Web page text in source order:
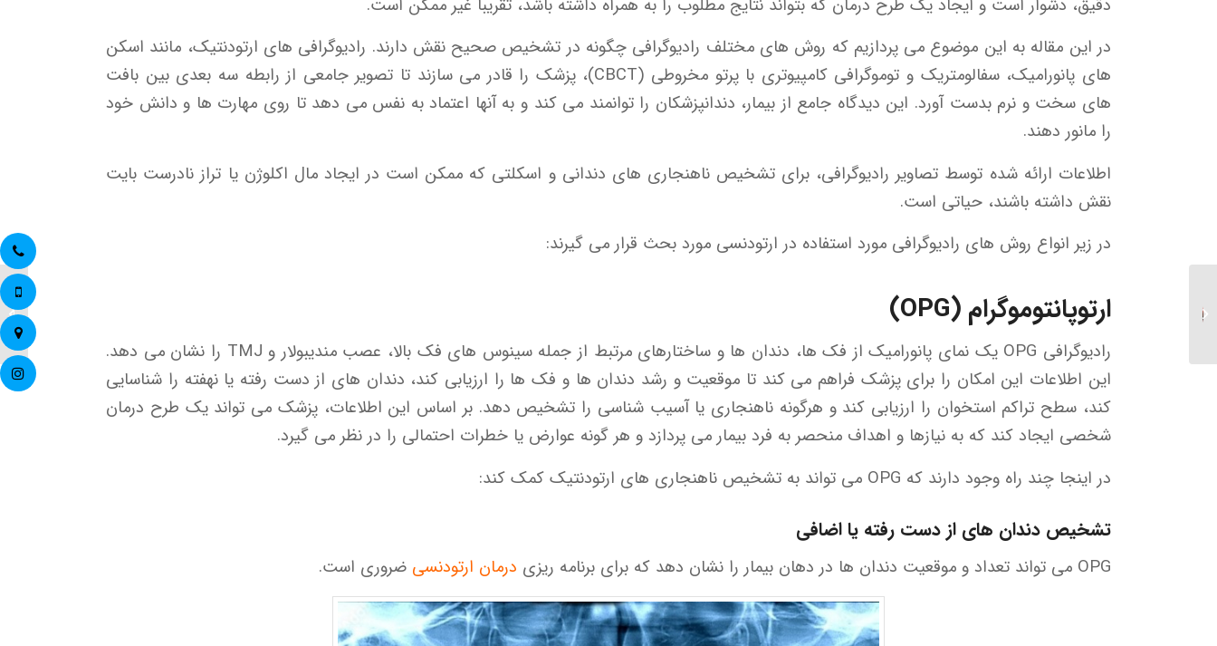
دقیق، دشوار است و ایجاد یک طرح درمان که بتواند نتایج مطلوب را به همراه داشته باشد، تقریبا غیر ممکن است.
در این مقاله به این موضوع می پردازیم که روش های مختلف رادیوگرافی چگونه در تشخیص صحیح نقش دارند. رادیوگرافی های ارتودنتیک، مانند اسکن
های پانورامیک، سفالومتریک و توموگرافی کامپیوتری با پرتو مخروطی (CBCT)، پزشک را قادر می سازند تا تصویر جامعی از رابطه سه بعدی بین بافت
های سخت و نرم بدست آورد. این دیدگاه جامع از بیمار، دندانپزشکان را توانمند می کند و به آنها اعتماد به نفس می دهد تا روی مهارت ها و دانش خود
را مانور دهند.
اطلاعات ارائه شده توسط تصاویر رادیوگرافی، برای تشخیص ناهنجاری های دندانی و اسکلتی که ممکن است در ایجاد مال اکلوژن یا تراز نادرست بایت
نقش داشته باشند، حیاتی است.
در زیر انواع روش های رادیوگرافی مورد استفاده در ارتودنسی مورد بحث قرار می گیرند:
ارتوپانتوموگرام (OPG)
رادیوگرافی OPG یک نمای پانورامیک از فک ها، دندان ها و ساختارهای مرتبط از جمله سینوس های فک بالا، عصب مندیبولار و TMJ را نشان می دهد.
این اطلاعات این امکان را برای پزشک فراهم می کند تا موقعیت و رشد دندان ها و فک ها را ارزیابی کند، دندان های از دست رفته یا نهفته را شناسایی
کند، سطح تراکم استخوان را ارزیابی کند و هرگونه ناهنجاری یا آسیب شناسی را تشخیص دهد. بر اساس این اطلاعات، پزشک می تواند یک طرح درمان
شخصی ایجاد کند که به نیازها و اهداف منحصر به فرد بیمار می پردازد و هر گونه عوارض یا خطرات احتمالی را در نظر می گیرد.
در اینجا چند راه وجود دارند که OPG می تواند به تشخیص ناهنجاری های ارتودنتیک کمک کند:
تشخیص دندان های از دست رفته یا اضافی
OPG می تواند تعداد و موقعیت دندان ها در دهان بیمار را نشان دهد که برای برنامه ریزی درمان ارتودنسی ضروری است.
آیا
مقایسه بریس های سنتی
و الاینرهای شفاف